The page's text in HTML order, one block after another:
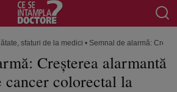
sfaturi de la medici • Semnal de alarmă:
Creșterea alarmantă
colorectal la